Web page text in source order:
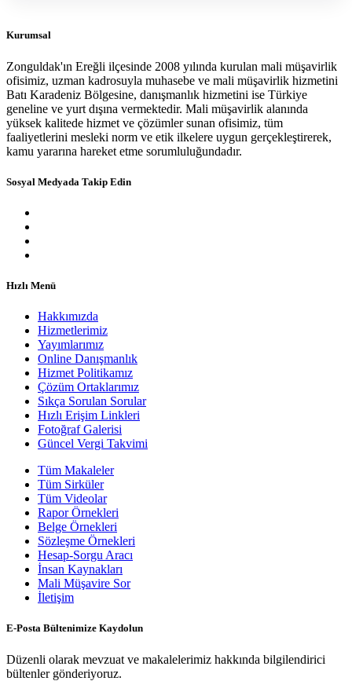
Kurumsal
Zonguldak'ın Ereğli ilçesinde 2008 yılında kurulan mali müşavirlik
ofisimiz, uzman kadrosuyla muhasebe ve mali müşavirlik hizmetini
Batı Karadeniz Bölgesine, danışmanlık hizmetini ise Türkiye
geneline ve yurt dışına vermektedir. Mali müşavirlik alanında
yüksek kalitede hizmet ve çözümler sunan ofisimiz, tüm
faaliyetlerini mesleki norm ve etik ilkelere uygun gerçekleştirerek,
kamu yararına hareket etme sorumluluğundadır.
Sosyal Medyada Takip Edin
Hızlı Menü
Hakkımızda
Hizmetlerimiz
Yayımlarımız
Online Danışmanlık
Hizmet Politikamız
Çözüm Ortaklarımız
Sıkça Sorulan Sorular
Hızlı Erişim Linkleri
Fotoğraf Galerisi
Güncel Vergi Takvimi
Tüm Makaleler
Tüm Sirküler
Tüm Videolar
Rapor Örnekleri
Belge Örnekleri
Sözleşme Örnekleri
Hesap-Sorgu Aracı
İnsan Kaynakları
Mali Müşavire Sor
İletişim
E-Posta Bültenimize Kaydolun
Düzenli olarak mevzuat ve makalelerimiz hakkında bilgilendirici
bültenler gönderiyoruz.